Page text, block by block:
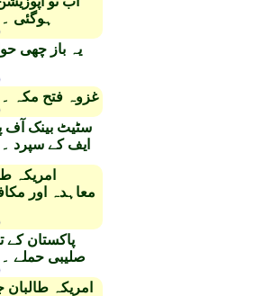
ہوگئی
یہ باز چھی
غزوہ فتح مکہ ۔
سٹیٹ بینک آف
ایف کے سپرد
امریکہ
معاہدہ اور
پاکستان کے
صلیبی حملے
امریکہ